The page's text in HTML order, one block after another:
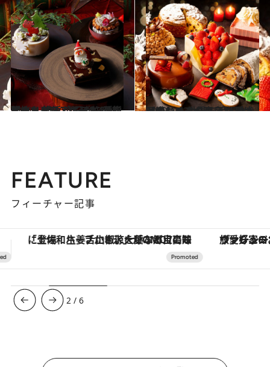
2022.11.1
ザ・カハラ・ホテル＆リゾート 横浜 今日から予約開始！ 笑みがこぼれる 新作クリスマスケーキ4種をチェック
グルメ 2022.10.31
【コンラッド東京】 愛犬と楽しめるクリスマスケーキも！ 世界で活躍する岡崎シェフの逸品11種
グルメ
FEATURE
フィーチャー記事
ヴァシュロン・コンスタンタン「オーヴァーシーズ・オートマティック」。旅愛好家のお気に入りコレクションから、ジェンダーレスな新作が登場 【銀座で出合う最旬美容】美髪ケアや上質
3 /6